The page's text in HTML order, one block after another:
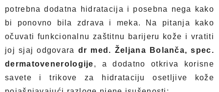
potrebna dodatna hidratacija i posebna nega kako
bi ponovno bila zdrava i meka. Na pitanja kako
očuvati funkcionalnu zaštitnu barijeru kože i vratiti
joj sjaj odgovara dr med. Željana Bolanča, spec.
dermatovenerologije, a dodatno otkriva korisne
savete i trikove za hidrataciju osetljive kože